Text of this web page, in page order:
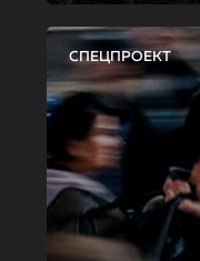
СПЕЦПРОЕКТ